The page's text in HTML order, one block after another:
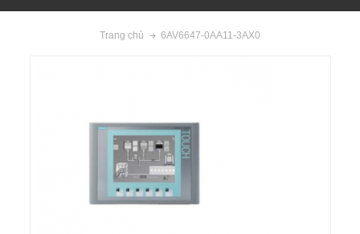
Trang chủ 6AV6647-0AA11-3AX0